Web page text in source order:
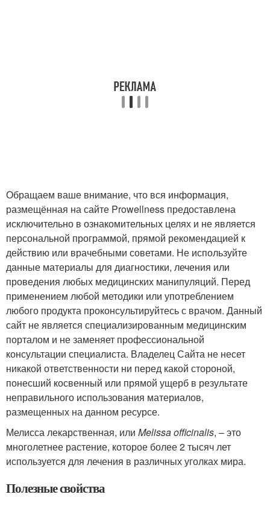
Обращаем ваше внимание, что вся информация,
размещённая на сайте Prowellness предоставлена
исключительно в ознакомительных целях и не является
персональной программой, прямой рекомендацией к
действию или врачебными советами. Не используйте
данные материалы для диагностики, лечения или
проведения любых медицинских манипуляций. Перед
применением любой методики или употреблением
любого продукта проконсультируйтесь с врачом. Данный
сайт не является специализированным медицинским
порталом и не заменяет профессиональной
консультации специалиста. Владелец Сайта не несет
никакой ответственности ни перед какой стороной,
понесший косвенный или прямой ущерб в результате
неправильного использования материалов,
размещенных на данном ресурсе.
Мелисса лекарственная, или Melissa officinalis, – это
многолетнее растение, которое более 2 тысяч лет
используется для лечения в различных уголках мира.
Полезные свойства